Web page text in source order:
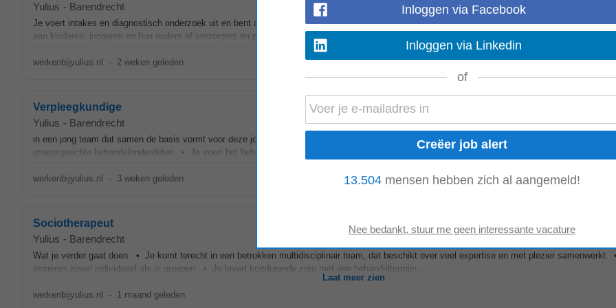
Yulius - Barendrecht
Je voert intakes en diagnostisch onderzoek uit en bent als regiebehandelaar verantwoordelijk voor het behandeltraject. • Je biedtbegeleidingen
aan kinderen, jongeren en hun ouders of verzorgers en participeert in multidisciplinair overleg...
Laat meer zien
werkenbijyulius.nl - 2 weken geleden
Verpleegkundige
Yulius - Barendrecht
in een jong team dat samen de basis vormt voor deze jongeren. • Je creëert met jouw collega's een veilig behandelklimaat. • Je
groepsgerichte behandelonderdelen. • Je voert het behandelplan uit en hebt een signalerende functie...
Laat meer zien
werkenbijyulius.nl - 3 weken geleden
Sociotherapeut
Yulius - Barendrecht
Wat je verder gaat doen: • Je komt terecht in een betrokken multidisciplinair team, dat beschikt over veel expertise en met plezier samenwerkt.
jongeren zowel individueel als in groepen. • Je levert kortdurende zorg met een behandeltermijn...
Laat meer zien
werkenbijyulius.nl - 1 maand geleden
Inloggen via Facebook
Inloggen via Linkedin
of
13.504 mensen hebben zich al aangemeld!